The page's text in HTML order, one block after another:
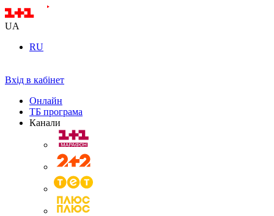
UA
RU
Вхід в кабінет
Онлайн
ТБ програма
Канали